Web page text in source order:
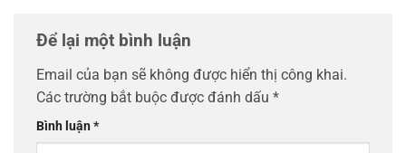
Để lại một bình luận
Email của bạn sẽ không được hiển thị công khai.
Các trường bắt buộc được đánh dấu *
Bình luận*